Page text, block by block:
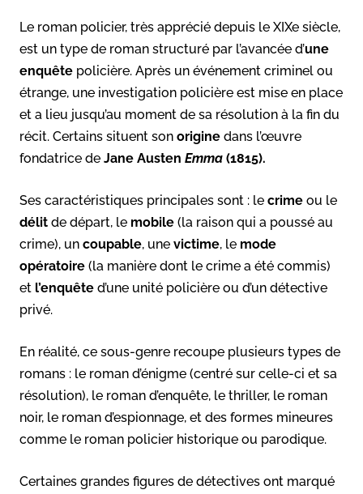
Le roman policier, très apprécié depuis le XIXe siècle,
est un type de roman structuré par l’avancée d’une
enquête policière. Après un événement criminel ou
étrange, une investigation policière est mise en place
et a lieu jusqu’au moment de sa résolution à la fin du
récit. Certains situent son origine dans l’œuvre
fondatrice de Jane Austen Emma (1815).
Ses caractéristiques principales sont : le crime ou le
délit de départ, le mobile (la raison qui a poussé au
crime), un coupable, une victime, le mode
opératoire (la manière dont le crime a été commis)
et l’enquête d’une unité policière ou d’un détective
privé.
En réalité, ce sous-genre recoupe plusieurs types de
romans : le roman d’énigme (centré sur celle-ci et sa
résolution), le roman d’enquête, le thriller, le roman
noir, le roman d’espionnage, et des formes mineures
comme le roman policier historique ou parodique.
Certaines grandes figures de détectives ont marqué